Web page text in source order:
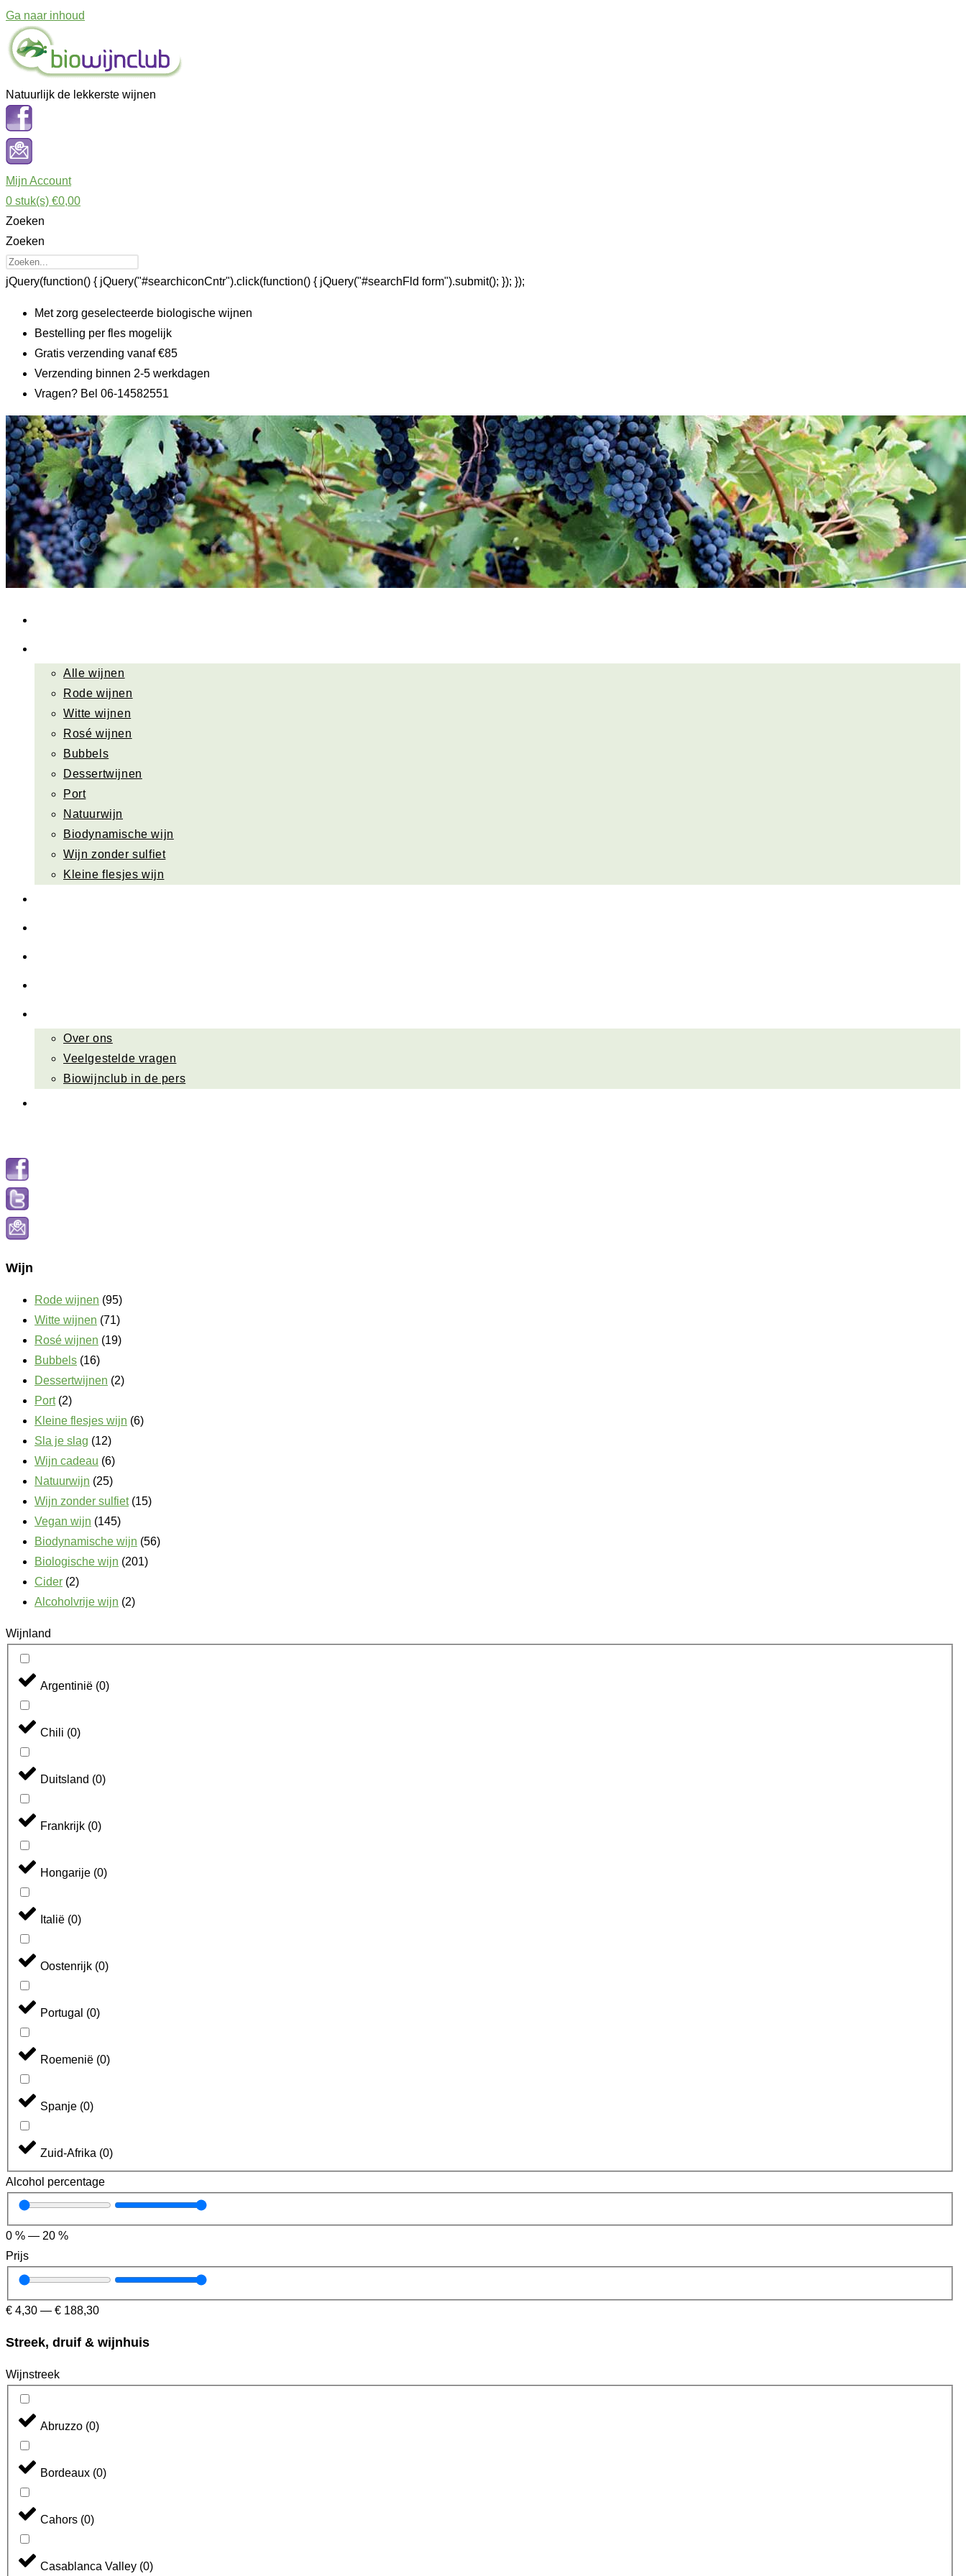
Ga naar inhoud
Natuurlijk de lekkerste wijnen
Mijn Account
0 stuk(s) €0,00
Zoeken
Zoeken
jQuery(function() { jQuery("#searchiconCntr").click(function() { jQuery("#searchFld form").submit(); }); });
Met zorg geselecteerde biologische wijnen
Bestelling per fles mogelijk
Gratis verzending vanaf €85
Verzending binnen 2-5 werkdagen
Vragen? Bel 06-14582551
Alle wijnen
Rode wijnen
Witte wijnen
Rosé wijnen
Bubbels
Dessertwijnen
Port
Natuurwijn
Biodynamische wijn
Wijn zonder sulfiet
Kleine flesjes wijn
Over ons
Veelgestelde vragen
Biowijnclub in de pers
Wijn
Rode wijnen (95)
Witte wijnen (71)
Rosé wijnen (19)
Bubbels (16)
Dessertwijnen (2)
Port (2)
Kleine flesjes wijn (6)
Sla je slag (12)
Wijn cadeau (6)
Natuurwijn (25)
Wijn zonder sulfiet (15)
Vegan wijn (145)
Biodynamische wijn (56)
Biologische wijn (201)
Cider (2)
Alcoholvrije wijn (2)
Wijnland
Argentinië (0)
Chili (0)
Duitsland (0)
Frankrijk (0)
Hongarije (0)
Italië (0)
Oostenrijk (0)
Portugal (0)
Roemenië (0)
Spanje (0)
Zuid-Afrika (0)
Alcohol percentage
0 % — 20 %
Prijs
€ 4,30 — € 188,30
Streek, druif & wijnhuis
Wijnstreek
Abruzzo (0)
Bordeaux (0)
Cahors (0)
Casablanca Valley (0)